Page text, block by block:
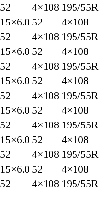
52 4×108 195/
15×6.0 52 4×108
52 4×108 195/
15×6.0 52 4×108
52 4×108 195/
15×6.0 52 4×108
52 4×108 195/
15×6.0 52 4×108
52 4×108 195/
15×6.0 52 4×108
52 4×108 195/
15×6.0 52 4×108
52 4×108 195/